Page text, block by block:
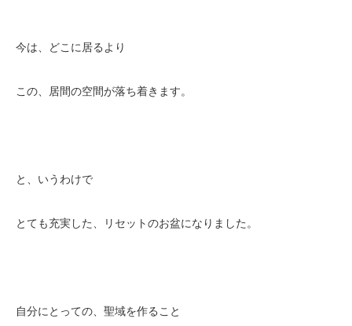
今は、どこに居るより
この、居間の空間が落ち着きます。
と、いうわけで
とても充実した、リセットのお盆になりました。
自分にとっての、聖域を作ること